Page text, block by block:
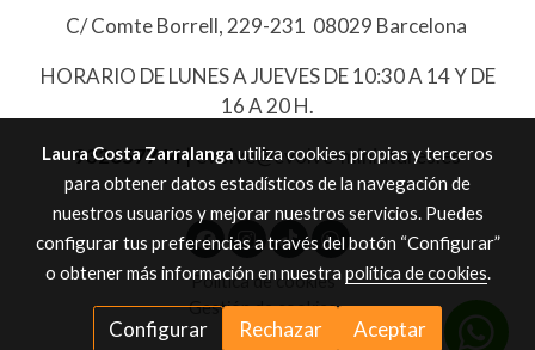
C/ Comte Borrell, 229-231 08029 Barcelona
HORARIO DE LUNES A JUEVES DE 10:30 A 14 Y DE
16 A 20 H.
932657744|evolve@evolve-miniatures.es
Política de cookies
Gestión de cookies
Laura Costa Zarralanga utiliza cookies propias y terceros
para obtener datos estadísticos de la navegación de
nuestros usuarios y mejorar nuestros servicios. Puedes
configurar tus preferencias a través del botón “Configurar”
o obtener más información en nuestra política de cookies.
Configurar Rechazar Aceptar